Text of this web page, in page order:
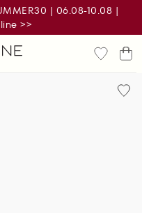
| 06.08-10.08 |
>>